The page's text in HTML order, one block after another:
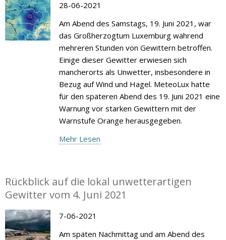
28-06-2021
Am Abend des Samstags, 19. Juni 2021, war
das Großherzogtum Luxemburg während
mehreren Stunden von Gewittern betroffen.
Einige dieser Gewitter erwiesen sich
mancherorts als Unwetter, insbesondere in
Bezug auf Wind und Hagel. MeteoLux hatte
für den späteren Abend des 19. Juni 2021 eine
Warnung vor starken Gewittern mit der
Warnstufe Orange herausgegeben.
Mehr Lesen
Rückblick auf die lokal unwetterartigen
Gewitter vom 4. Juni 2021
7-06-2021
Am späten Nachmittag und am Abend des